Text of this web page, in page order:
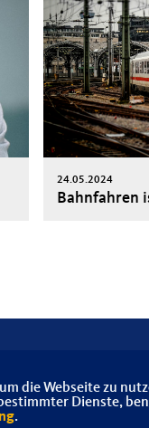
24.05.2024
Bahnfahren
Senioren-
die Webseite zu
Dienste,
.